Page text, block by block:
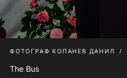
ФОТОГРАФ КОПАНЕВ ДАНИЛ
The Bus